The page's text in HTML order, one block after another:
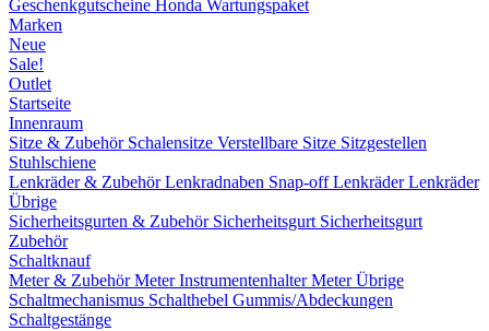
Geschenkgutscheine Honda Wartungspaket
Marken
Neue
Sale!
Outlet
Startseite
Innenraum
Sitze & Zubehör Schalensitze Verstellbare Sitze Sitzgestellen
Stuhlschiene
Lenkräder & ZubehörLenkradnaben Snap-offLenkräderLenkräder
Übrige
Sicherheitsgurten & Zubehör Sicherheitsgurt Sicherheitsgurt
Zubehör
Schaltknauf
Meter & ZubehörMeterInstrumentenhalterMeter Übrige
Schaltmechanismus Schalthebel Gummis/Abdeckungen
Schaltgestänge